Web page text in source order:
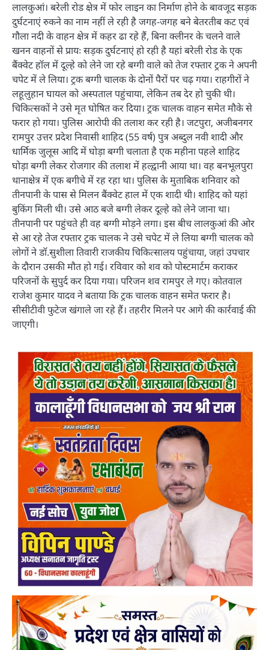
लालकुआं। बरेली रोड क्षेत्र में फोर लाइन का निर्माण होने के बावजूद सड़क
दुर्घटनाएं रुकने का नाम नहीं ले रही है जगह-जगह बने बेतरतीब कट एवं
गौला नदी के वाहन क्षेत्र में कहर ढा रहे हैं, बिना क्लीनर के चलने वाले
खनन वाहनों से प्रायः सड़क दुर्घटनाएं हो रही है यहां बरेली रोड के एक
बैंक्वेट हॉल में दूल्हे को लेने जा रहे बग्गी वाले को तेज रफ्तार ट्रक ने अपनी
चपेट में ले लिया। ट्रक बग्गी चालक के दोनों पैरों पर चढ़ गया। राहगीरों ने
लहूलुहान घायल को अस्पताल पहुंचाया, लेकिन तब देर हो चुकी थी।
चिकित्सकों ने उसे मृत घोषित कर दिया। ट्रक चालक वाहन समेत मौके से
फरार हो गया। पुलिस आरोपी की तलाश कर रही है। जटपुरा, अजीबनगर
रामपुर उत्तर प्रदेश निवासी शाहिद (55 वर्ष) पुत्र अब्दुल नवी शादी और
धार्मिक जुलूस आदि में घोड़ा बग्गी चलाता है एक महीना पहले शाहिद
घोड़ा बग्गी लेकर रोजगार की तलाश में हल्द्वानी आया था। वह बनभूलपुरा
थानाक्षेत्र में एक बगीचे में रह रहा था। पुलिस के मुताबिक शनिवार को
तीनपानी के पास से मिलन बैंक्वेट हाल में एक शादी थी। शाहिद को यहां
बुकिंग मिली थी। उसे आठ बजे बग्गी लेकर दूल्हे को लेने जाना था।
तीनपानी पर पहुंचते ही वह बग्गी मोड़ने लगा। इस बीच लालकुआं की ओर
से आ रहे तेज रफ्तार ट्रक चालक ने उसे चपेट में ले लिया बग्गी चालक को
लोगों ने डॉ.सुशीला तिवारी राजकीय चिकित्सालय पहुंचाया, जहां उपचार
के दौरान उसकी मौत हो गई। रविवार को शव को पोस्टमार्टम कराकर
परिजनों के सुपुर्द कर दिया गया। परिजन शव रामपुर ले गए। कोतवाल
राजेश कुमार यादव ने बताया कि ट्रक चालक वाहन समेत फरार है।
सीसीटीवी फुटेज खंगाले जा रहे हैं। तहरीर मिलने पर आगे की कार्रवाई की
जाएगी।